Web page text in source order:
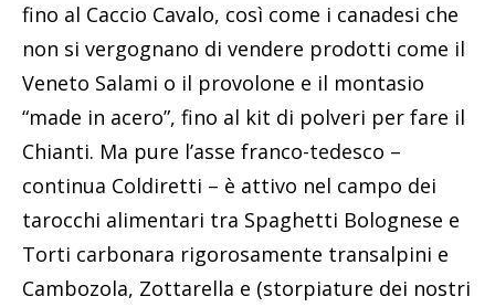
fino al Caccio Cavalo, così come i canadesi che
non si vergognano di vendere prodotti come il
Veneto Salami o il provolone e il montasio
“made in acero”, fino al kit di polveri per fare il
Chianti. Ma pure l’asse franco-tedesco –
continua Coldiretti – è attivo nel campo dei
tarocchi alimentari tra Spaghetti Bolognese e
Torti carbonara rigorosamente transalpini e
Cambozola, Zottarella e (storpiature dei nostri